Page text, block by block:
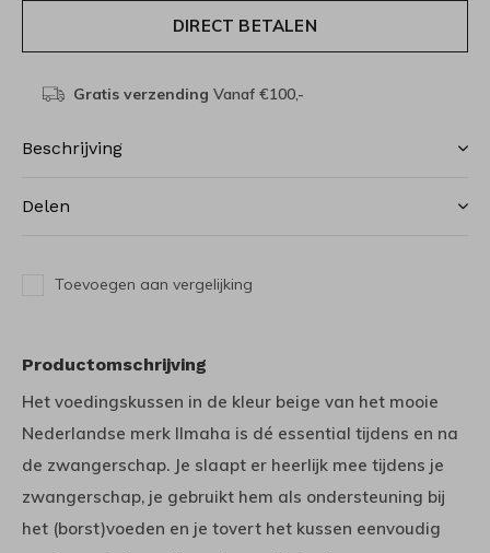
DIRECT BETALEN
Gratis verzending Vanaf €100,-
Beschrijving
Delen
Toevoegen aan vergelijking
Productomschrijving
Het voedingskussen in de kleur beige van het mooie
Nederlandse merk Ilmaha is dé essential tijdens en na
de zwangerschap. Je slaapt er heerlijk mee tijdens je
zwangerschap, je gebruikt hem als ondersteuning bij
het (borst)voeden en je tovert het kussen eenvoudig